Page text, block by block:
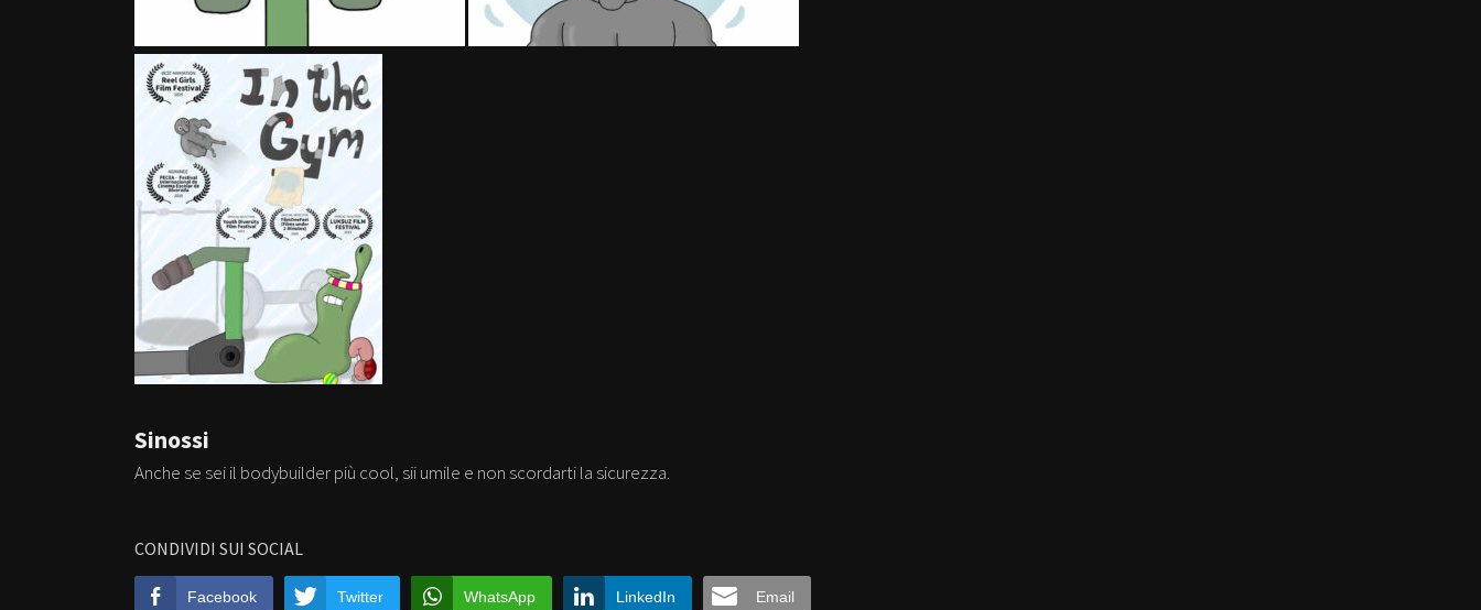
Sinossi
Anche se sei il bodybuilder più cool, sii umile e non scordarti la sicurezza.
CONDIVIDI SUI SOCIAL
Facebook Twitter WhatsApp LinkedIn Email